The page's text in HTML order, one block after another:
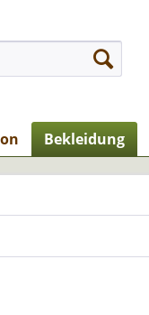
Bekleidung